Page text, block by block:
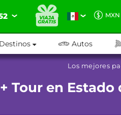
MXN
Destinos Autos
Los mejores
Tour en Estado